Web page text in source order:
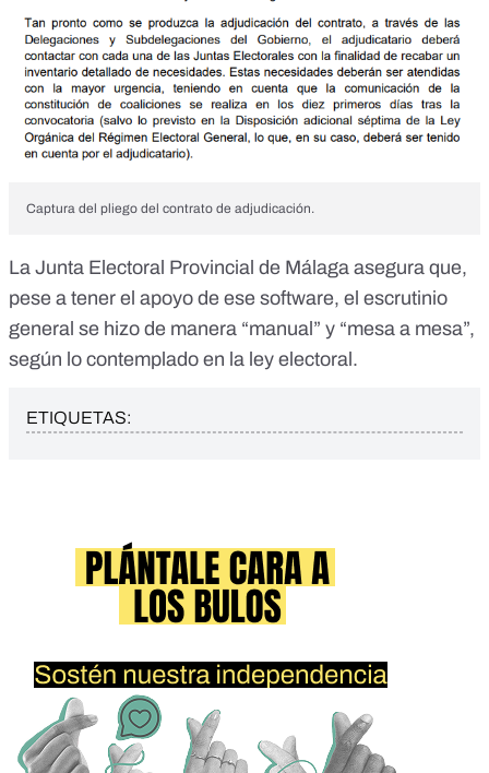
Captura del pliego del contrato de adjudicación.
La Junta Electoral Provincial de Málaga asegura que,
pese a tener el apoyo de ese software, el escrutinio
general se hizo de manera “manual” y “mesa a mesa”,
según lo contemplado en la ley electoral.
ETIQUETAS: